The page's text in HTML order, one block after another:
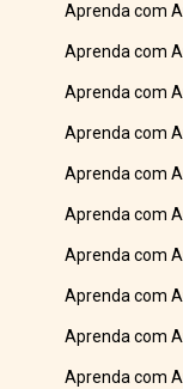
Aprenda com
Aprenda com
Aprenda com
Aprenda com
Aprenda com
Aprenda com
Aprenda com
Aprenda com
Aprenda com
Aprenda com